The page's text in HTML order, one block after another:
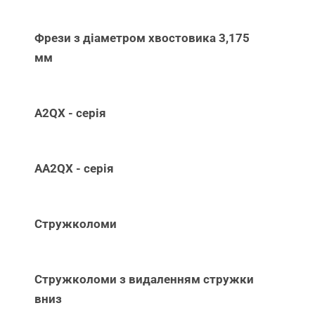
Фрези з діаметром хвостовика 3,175
мм
A2QX - серія
AA2QX - серія
Стружколоми
Стружколоми з видаленням стружки
вниз